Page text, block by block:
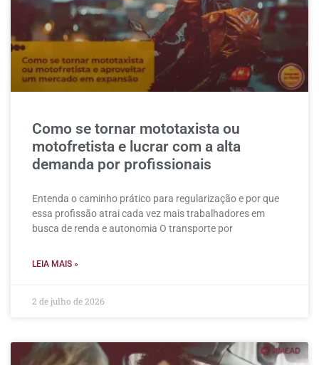
Como se tornar mototaxista ou
motofretista e lucrar com a alta
demanda por profissionais
Entenda o caminho prático para regularização e por que
essa profissão atrai cada vez mais trabalhadores em
busca de renda e autonomia O transporte por
LEIA MAIS »
2 de julho de 2026